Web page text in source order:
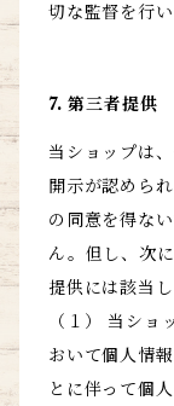
切な監督を行い
7. 第三者提供
当ショップは
開示が認めら
の同意を得な
ん。但し、次
提供には該当し
（１） 当シ
おいて個人情
とに伴って個